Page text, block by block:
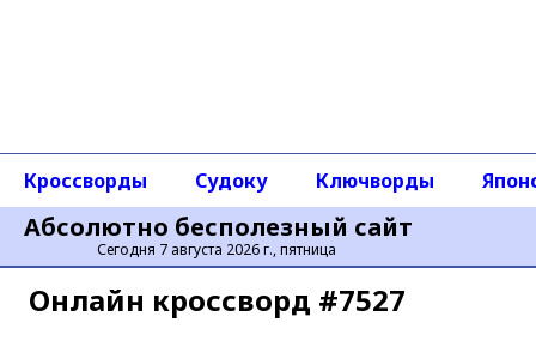
Абсолютно бесполезный сайт
Сегодня 7 августа 2026 г., пятница
Кроссворды Судоку Ключворды
Онлайн кроссворд #7527